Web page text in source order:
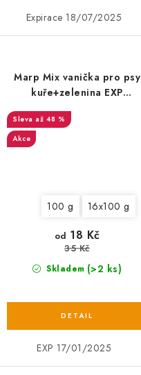
Expirace 18/07/2025
Marp Mix vanička pro psy
kuře+zelenina EXP
17/01/2025
až 48 %
Akce
100 g 16x100 g
Skladem (>2 ks)
od 18 Kč
35 Kč
EXP 17/01/2025